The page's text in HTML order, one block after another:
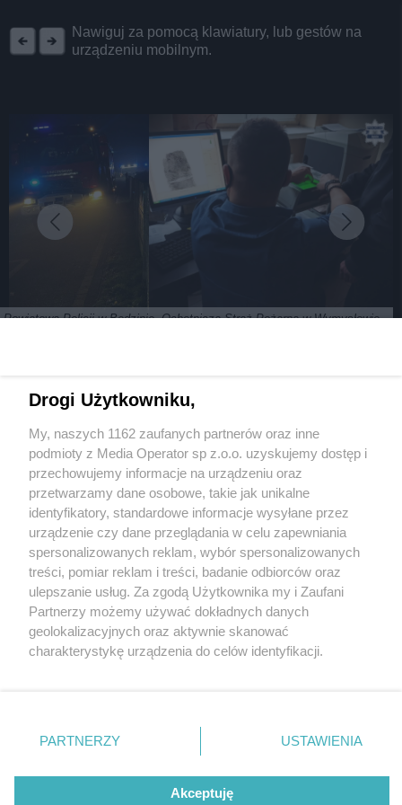
Nawiguj za pomocą klawiatury, lub gestów na
urządzeniu mobilnym.
Powiatowa Policji w Będzinie, Ochotnicza Straż Pożarna w Wymysłowie
dziewczyny koktajlami Mołotowa. Dlatego, że…
odebrano mu kluczyki
1 / 7
Wymysłów. Podpalenie
samochodów przy ulicy
Ogrodowej. Podejrzany
mieszkaniec Piekar Śląskich.
9 listopada 2025.
Wydawca mediów lokalnych
Nie zapomnij
zapoznać się z:
polityką prywatności
Twojemiasto
Piekary Śląskie
Chorzów
Tarnowskie Góry
Gliwice
Skontakuj sięz nami
Kontakt
Redakcja
Newsletter
Drogi Użytkowniku,
My, naszych 1162 zaufanych partnerów oraz inne
podmioty z Media Operator sp z.o.o. uzyskujemy dostęp i
przechowujemy informacje na urządzeniu oraz
przetwarzamy dane osobowe, takie jak unikalne
identyfikatory, standardowe informacje wysyłane przez
urządzenie czy dane przeglądania w celu zapewniania
spersonalizowanych reklam, wybór spersonalizowanych
treści, pomiar reklam i treści, badanie odbiorców oraz
ulepszanie usług. Za zgodą Użytkownika my i Zaufani
Partnerzy możemy używać dokładnych danych
geolokalizacyjnych oraz aktywnie skanować
charakterystykę urządzenia do celów identyfikacji.
zmienić/wycofać klikając przycisk ustawień prywatności
znajdujący się w lewym dolnym rogu strony
rodzaje przetwarzania danych nie wymagają zgody
użytkownika, ale masz prawo sprzeciwić się takiemu
PARTNERZY USTAWIENIA
Akceptuję